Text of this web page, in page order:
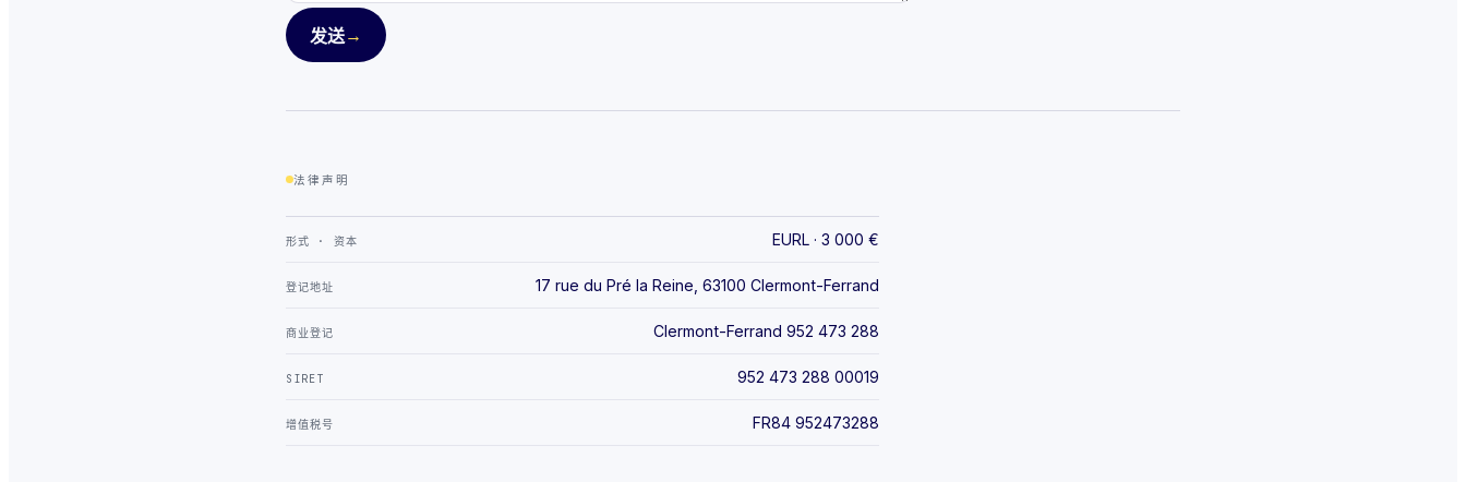
发送→
法律声明
形式 · 资本 EURL · 3 000 €
登记地址 17 rue du Pré la Reine, 63100 Clermont-Ferrand
商业登记 Clermont-Ferrand 952 473 288
SIRET 952 473 288 00019
增值税号 FR84 952473288